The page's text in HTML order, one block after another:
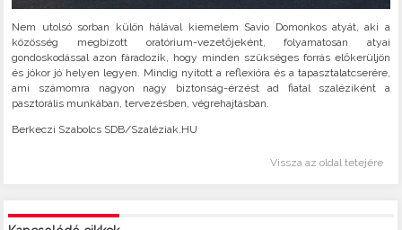
Nem utolsó sorban külön hálával kiemelem Savio Domonkos atyát, aki a
közösség megbízott oratórium-vezetőjeként, folyamatosan atyai
gondoskodással azon fáradozik, hogy minden szükséges forrás előkerüljön
és jókor jó helyen legyen. Mindig nyitott a reflexióra és a tapasztalatcserére,
ami számomra nagyon nagy biztonság-érzést ad fiatal szaléziként a
pasztorális munkában, tervezésben, végrehajtásban.
Berkeczi Szabolcs SDB/Szaléziak.HU
Vissza az oldal tetejére